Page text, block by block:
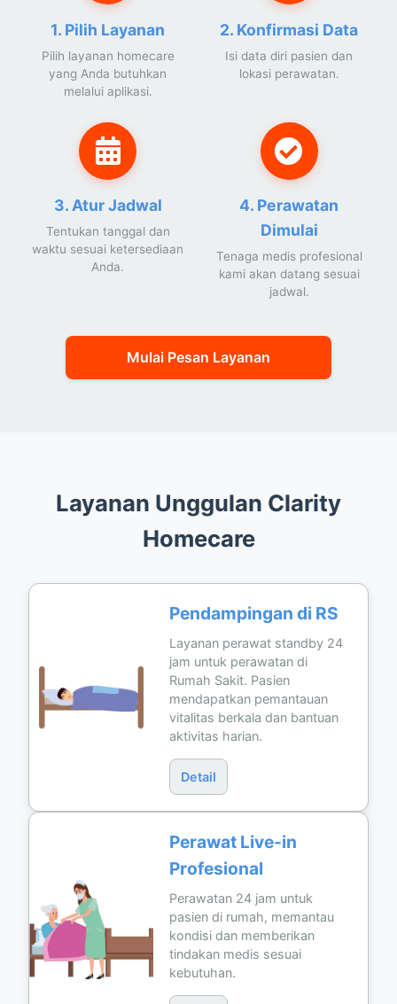
1. Pilih Layanan
Pilih layanan homecare
yang Anda butuhkan
melalui aplikasi.
2. Konfirmasi Data
Isi data diri pasien dan
lokasi perawatan.
3. Atur Jadwal
Tentukan tanggal dan
waktu sesuai ketersediaan
Anda.
4. Perawatan
Dimulai
Tenaga medis profesional
kami akan datang sesuai
jadwal.
Mulai Pesan Layanan
Layanan Unggulan Clarity
Homecare
Pendampingan di RS
Layanan perawat standby 24
jam untuk perawatan di
Rumah Sakit. Pasien
mendapatkan pemantauan
vitalitas berkala dan bantuan
aktivitas harian.
Detail
Perawat Live-in
Profesional
Perawatan 24 jam untuk
pasien di rumah, memantau
kondisi dan memberikan
tindakan medis sesuai
kebutuhan.